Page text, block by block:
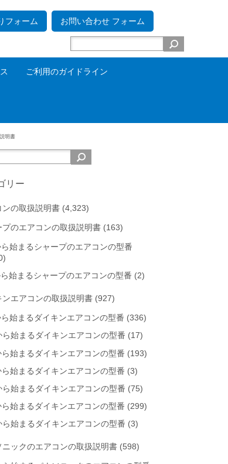
フォーム お問い合わせ フォーム
ご利用のガイドライン
明書
リー
ンの取扱説明書 (4,323)
プのエアコンの取扱説明書 (163)
ら始まるシャープのエアコンの型番
始まるシャープのエアコンの型番 (2)
ンエアコンの取扱説明書 (927)
ら始まるダイキンエアコンの型番 (336)
ら始まるダイキンエアコンの型番 (17)
ら始まるダイキンエアコンの型番 (193)
ら始まるダイキンエアコンの型番 (3)
ら始まるダイキンエアコンの型番 (75)
ら始まるダイキンエアコンの型番 (299)
ら始まるダイキンエアコンの型番 (3)
ニックのエアコンの取扱説明書 (598)